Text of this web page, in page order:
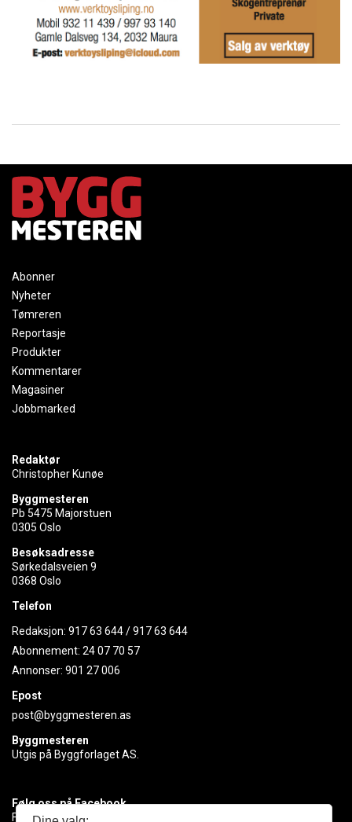
Abonner
Nyheter
Tømreren
Reportasje
Produkter
Kommentarer
Magasiner
Jobbmarked
Redaktør
Christopher Kunøe
Byggmesteren
Pb 5475 Majorstuen
0305 Oslo
Besøksadresse
Sørkedalsveien 9
0368 Oslo
Telefon
Redaksjon: 917 63 644/917 63 644
Abonnement: 24 07 70 57
Annonser: 901 27 006
Epost
post@byggmesteren.as
Byggmesteren
Utgis på Byggforlaget AS.
Følg oss på Facebook
Få med deg det siste innen byggebransjen